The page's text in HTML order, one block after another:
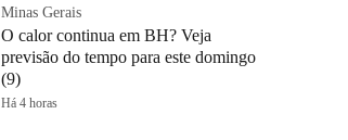
Minas Gerais
O calor continua em BH? Veja
previsão do tempo para este domingo
(9)
Há 4 horas